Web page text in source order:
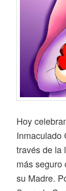
Hoy
Inmaculado
través de la
más seguro
su Madre.